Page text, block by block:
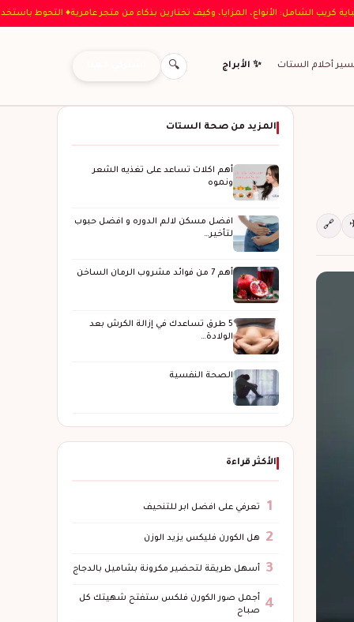
♦ دليل عباية كريب الشامل: الأنواع، المزايا، وكيف تختارين بذكاء من متجر عامرية♦
أحلام الستات ✨ الأبراج 🔍
🔗
المزيد من صحة الستات
أهم اكلات تساعد على تغذيه الشعر
ونموه
افضل مسكن لالم الدوره و افضل حبوب
لتأخير…
أهم 7 من فوائد مشروب الرمان الساخن
5 طرق تساعدك في إزالة الكرش بعد
الولادة…
الصحة النفسية
الأكثر قراءة
1 تعرفي على افضل ابر للتنحيف
2 هل الكورن فليكس يزيد الوزن
3 أسهل طريقة لتحضير مكرونة بشاميل بالدجاج
4
أجمل صور الكورن فلكس ستفتح شهيتك كل
صباح